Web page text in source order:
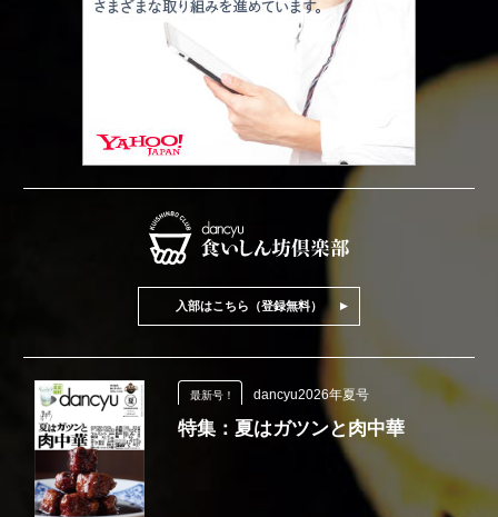
入部はこちら（登録無料）
最新号！ dancyu2026年夏号
特集：夏はガツンと肉中華